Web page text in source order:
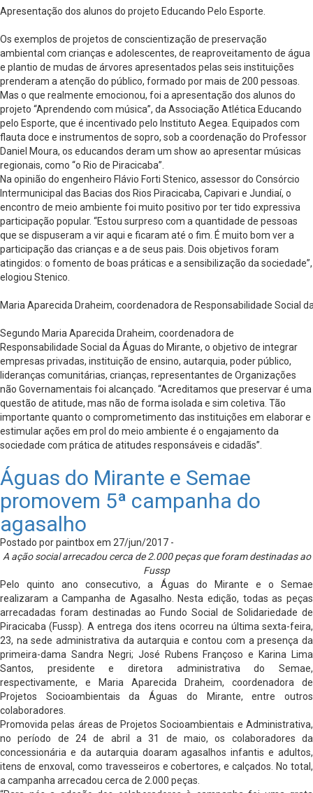
Apresentação dos alunos do projeto Educando Pelo Esporte.
Os exemplos de projetos de conscientização de preservação
ambiental com crianças e adolescentes, de reaproveitamento de água
e plantio de mudas de árvores apresentados pelas seis instituições
prenderam a atenção do público, formado por mais de 200 pessoas.
Mas o que realmente emocionou, foi a apresentação dos alunos do
projeto “Aprendendo com música”, da Associação Atlética Educando
pelo Esporte, que é incentivado pelo Instituto Aegea. Equipados com
flauta doce e instrumentos de sopro, sob a coordenação do Professor
Daniel Moura, os educandos deram um show ao apresentar músicas
regionais, como “o Rio de Piracicaba”.
Na opinião do engenheiro Flávio Forti Stenico, assessor do Consórcio
Intermunicipal das Bacias dos Rios Piracicaba, Capivari e Jundiaí, o
encontro de meio ambiente foi muito positivo por ter tido expressiva
participação popular. “Estou surpreso com a quantidade de pessoas
que se dispuseram a vir aqui e ficaram até o fim. É muito bom ver a
participação das crianças e a de seus pais. Dois objetivos foram
atingidos: o fomento de boas práticas e a sensibilização da sociedade”,
elogiou Stenico.
Maria Aparecida Draheim, coordenadora de Responsabilidade Social
Segundo Maria Aparecida Draheim, coordenadora de
Responsabilidade Social da Águas do Mirante, o objetivo de integrar
empresas privadas, instituição de ensino, autarquia, poder público,
lideranças comunitárias, crianças, representantes de Organizações
não Governamentais foi alcançado. “Acreditamos que preservar é uma
questão de atitude, mas não de forma isolada e sim coletiva. Tão
importante quanto o comprometimento das instituições em elaborar e
estimular ações em prol do meio ambiente é o engajamento da
sociedade com prática de atitudes responsáveis e cidadãs”.
Águas do Mirante e Semae
promovem 5ª campanha do
agasalho
Postado por paintbox em 27/jun/2017 -
A ação social arrecadou cerca de 2.000 peças que foram destinadas ao
Fussp
Pelo quinto ano consecutivo, a Águas do Mirante e o Semae
realizaram a Campanha de Agasalho. Nesta edição, todas as peças
arrecadadas foram destinadas ao Fundo Social de Solidariedade de
Piracicaba (Fussp). A entrega dos itens ocorreu na última sexta-feira,
23, na sede administrativa da autarquia e contou com a presença da
primeira-dama Sandra Negri; José Rubens Françoso e Karina Lima
Santos, presidente e diretora administrativa do Semae,
respectivamente, e Maria Aparecida Draheim, coordenadora de
Projetos Socioambientais da Águas do Mirante, entre outros
colaboradores.
Promovida pelas áreas de Projetos Socioambientais e Administrativa,
no período de 24 de abril a 31 de maio, os colaboradores da
concessionária e da autarquia doaram agasalhos infantis e adultos,
itens de enxoval, como travesseiros e cobertores, e calçados. No total,
a campanha arrecadou cerca de 2.000 peças.